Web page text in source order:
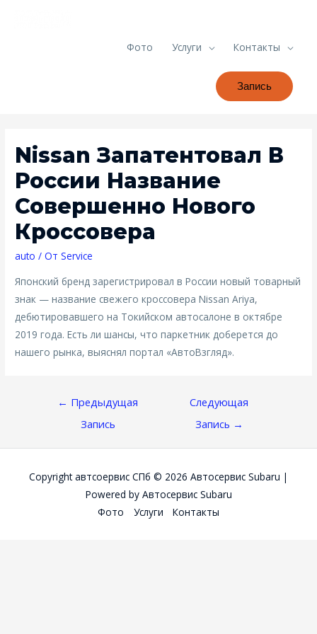
Фото Услуги Контакты
Запись
Nissan Запатентовал В
России Название
Совершенно Нового
Кроссовера
auto / От Service
Японский бренд зарегистрировал в России новый товарный
знак — название свежего кроссовера Nissan Ariya,
дебютировавшего на Токийском автосалоне в октябре
2019 года. Есть ли шансы, что паркетник доберется до
нашего рынка, выяснял портал «АвтоВзгляд».
Навигация
Записям
← Предыдущая
Запись
Следующая
Запись →
Copyright автсоервис СПб © 2026 Автосервис Subaru |
Powered by Автосервис Subaru
Фото
Услуги Контакты